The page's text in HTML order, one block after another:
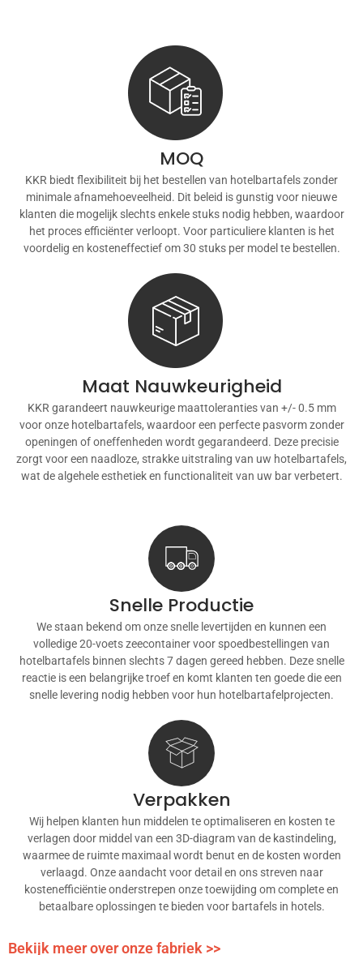
MOQ
KKR biedt flexibiliteit bij het bestellen van hotelbartafels zonder
minimale afnamehoeveelheid. Dit beleid is gunstig voor nieuwe
klanten die mogelijk slechts enkele stuks nodig hebben, waardoor
het proces efficiënter verloopt. Voor particuliere klanten is het
voordelig en kosteneffectief om 30 stuks per model te bestellen.
Maat Nauwkeurigheid
KKR garandeert nauwkeurige maattoleranties van +/- 0.5 mm
voor onze hotelbartafels, waardoor een perfecte pasvorm zonder
openingen of oneffenheden wordt gegarandeerd. Deze precisie
zorgt voor een naadloze, strakke uitstraling van uw hotelbartafels,
wat de algehele esthetiek en functionaliteit van uw bar verbetert.
Snelle Productie
We staan ​​bekend om onze snelle levertijden en kunnen een
volledige 20-voets zeecontainer voor spoedbestellingen van
hotelbartafels binnen slechts 7 dagen gereed hebben. Deze snelle
reactie is een belangrijke troef en komt klanten ten goede die een
snelle levering nodig hebben voor hun hotelbartafelprojecten.
Verpakken
Wij helpen klanten hun middelen te optimaliseren en kosten te
verlagen door middel van een 3D-diagram van de kastindeling,
waarmee de ruimte maximaal wordt benut en de kosten worden
verlaagd. Onze aandacht voor detail en ons streven naar
kostenefficiëntie onderstrepen onze toewijding om complete en
betaalbare oplossingen te bieden voor bartafels in hotels.
Bekijk meer over onze fabriek >>